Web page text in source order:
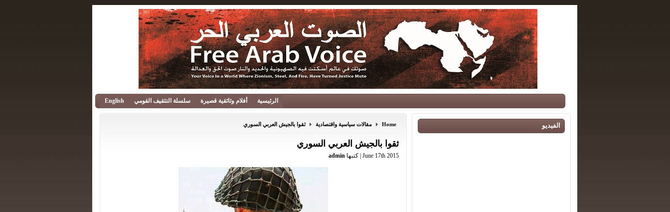
الرئيسية أفلام وثائقية قصيرة سلسلة التثقيف القومي English
Home مقالات سياسية واقتصادية ثقوا بالجيش العربي السوري
ثقوا بالجيش العربي السوري
June 17th 2015 | كتبها admin
الفيديو